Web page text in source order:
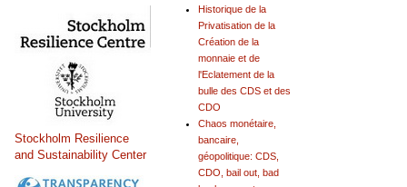
Historique de la
Privatisation de la
Création de la
monnaie et de
l'Eclatement de la
bulle des CDS et des
CDO
Chaos monétaire,
bancaire,
géopolitique: CDS,
CDO, bail out, bad
Stockholm Resilience
and Sustainability Center